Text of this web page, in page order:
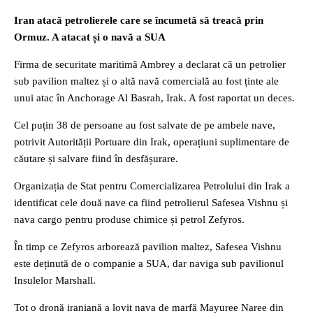
Iran atacă petrolierele care se încumetă să treacă prin
Ormuz. A atacat și o navă a SUA
Firma de securitate maritimă Ambrey a declarat că un petrolier
sub pavilion maltez și o altă navă comercială au fost ținte ale
unui atac în Anchorage Al Basrah, Irak. A fost raportat un deces.
Cel puțin 38 de persoane au fost salvate de pe ambele nave,
potrivit Autorității Portuare din Irak, operațiuni suplimentare de
căutare și salvare fiind în desfășurare.
Organizația de Stat pentru Comercializarea Petrolului din Irak a
identificat cele două nave ca fiind petrolierul Safesea Vishnu și
nava cargo pentru produse chimice și petrol Zefyros.
În timp ce Zefyros arborează pavilion maltez, Safesea Vishnu
este deținută de o companie a SUA, dar naviga sub pavilionul
Insulelor Marshall.
Tot o dronă iraniană a lovit nava de marfă Mayuree Naree din